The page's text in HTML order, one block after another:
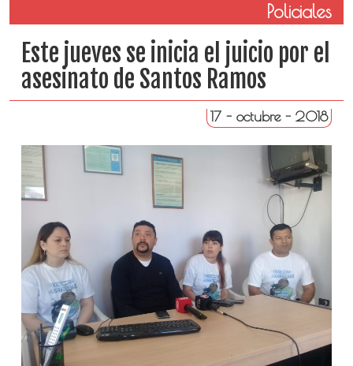
Policiales
Este jueves se inicia el juicio por el
asesinato de Santos Ramos
17 - octubre - 2018